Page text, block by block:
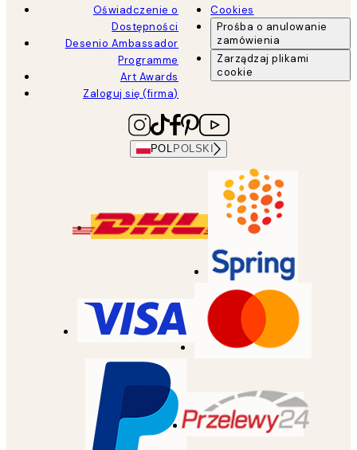
Oświadczenie o
Dostępności
Desenio Ambassador
Programme
Art Awards
Zaloguj się (firma)
Cookies
Prośba o anulowanie
zamówienia
Zarządzaj plikami
cookie
POL POLSKI